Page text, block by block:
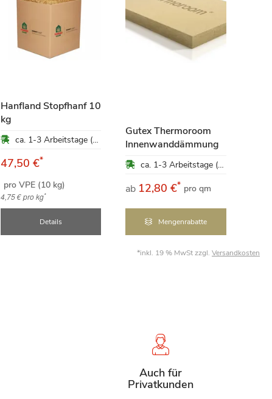
Hanfland Stopfhanf 10
kg
ca. 1-3 Arbeitstage (Mo-Fr)
47,50 €*
pro VPE (10 kg)
4,75 €pro kg*
Details
Gutex Thermoroom
Innenwanddämmung
ca. 1-3 Arbeitstage (Mo-Fr)
ab 12,80 €* pro qm
Mengenrabatte
*inkl. 19 % MwSt zzgl. Versandkosten
Auch für
Privatkunden